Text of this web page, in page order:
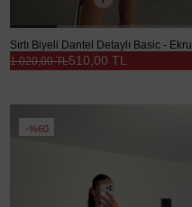
Sırtı Biyeli Dantel Detaylı Basic - Ekru
510,00 TL
1.020,00 TL
%60